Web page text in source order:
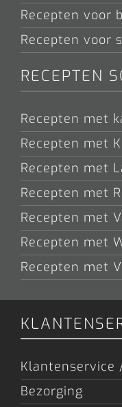
Recepten voor
Recepten voor
RECEPTEN
Recepten met
Recepten met
Recepten met
Recepten met
Recepten met
Recepten met
Recepten met
Bezorging